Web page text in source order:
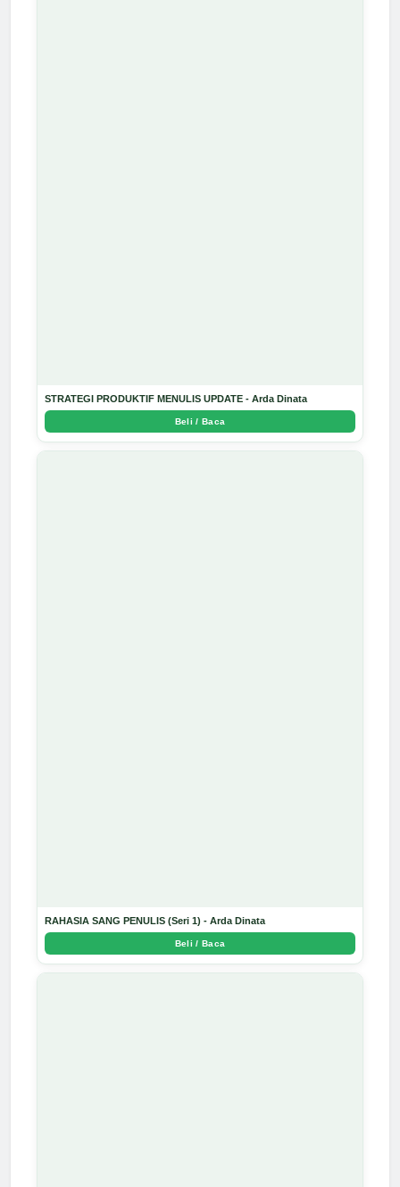
STRATEGI PRODUKTIF MENULIS UPDATE - Arda Dinata
Beli / Baca
RAHASIA SANG PENULIS (Seri 1) - Arda Dinata
Beli / Baca